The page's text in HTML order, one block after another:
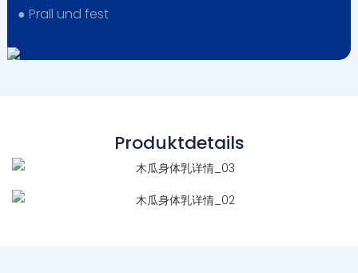
●Prall und fest
Produktdetails